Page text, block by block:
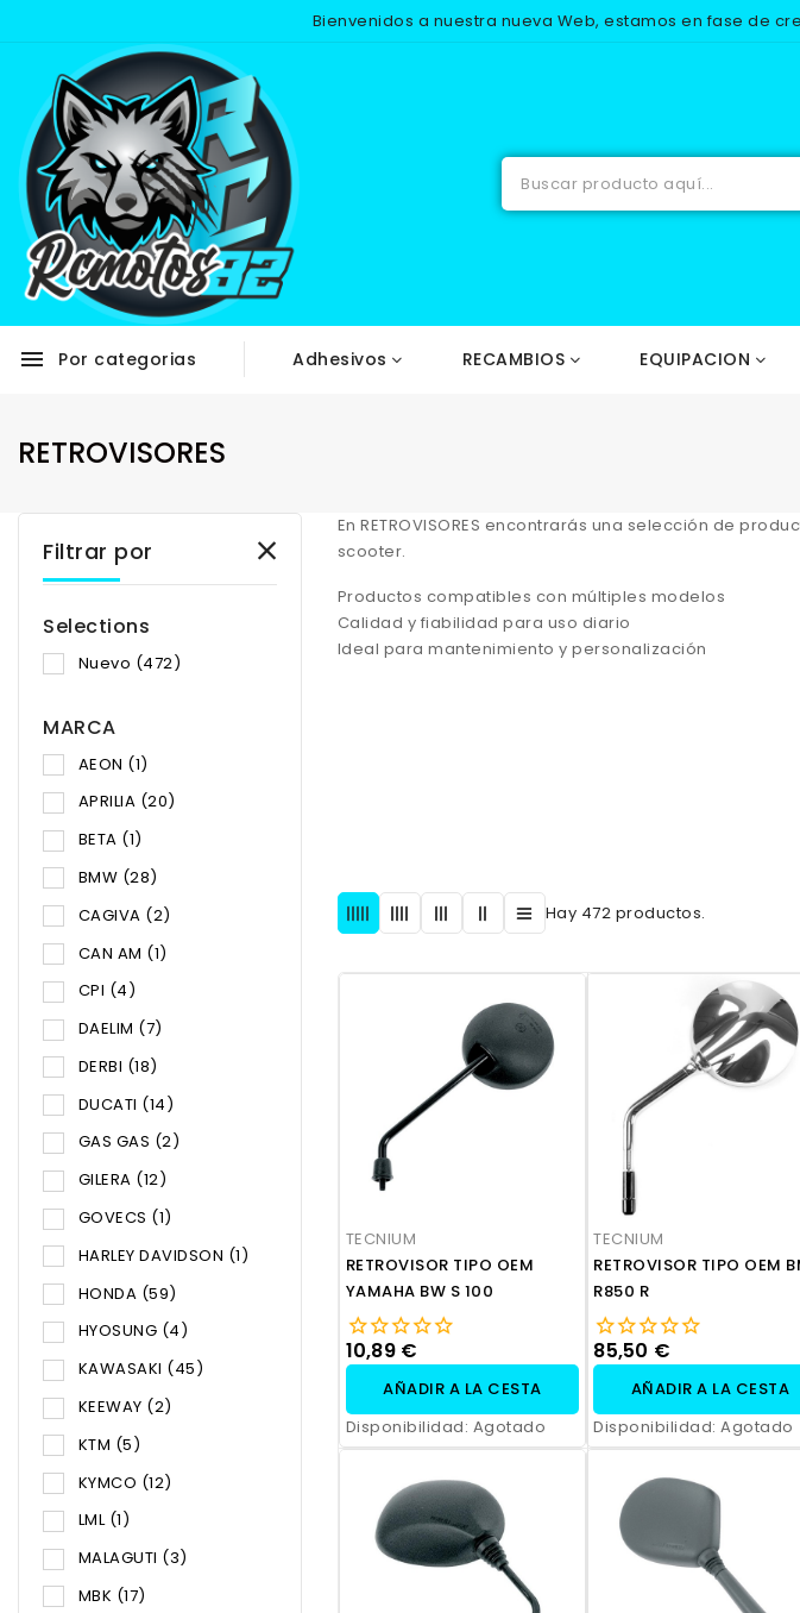
Bienvenidos a nuestra nueva Web, estamos en fase de
menu Por categorias Adhesivos RECAMBIOS EQUIPACION
RETROVISORES
Filtrar por
Selections
Nuevo (472)
MARCA
AEON (1)
APRILIA (20)
BETA (1)
BMW (28)
CAGIVA (2)
CAN AM (1)
CPI (4)
DAELIM (7)
DERBI (18)
DUCATI (14)
GAS GAS (2)
GILERA (12)
GOVECS (1)
HARLEY DAVIDSON (1)
HONDA (59)
HYOSUNG (4)
KAWASAKI (45)
KEEWAY (2)
KTM (5)
KYMCO (12)
LML (1)
MALAGUTI (3)
MBK (17)
EnRETROVISORES encontrarás una selección de
scooter.
Productos compatibles con múltiples modelos
Calidad y fiabilidad para uso diario
Ideal para mantenimiento y personalización
Hay 472 productos.
TECNIUM
RETROVISOR TIPO OEM
YAMAHA BW S 100
10,89 €
AÑADIR A LA CESTA
Disponibilidad: Agotado
TECNIUM
RETROVISOR TIPO OEM BMW
R850 R
85,50 €
AÑADIR A LA CESTA
Disponibilidad:Agotado